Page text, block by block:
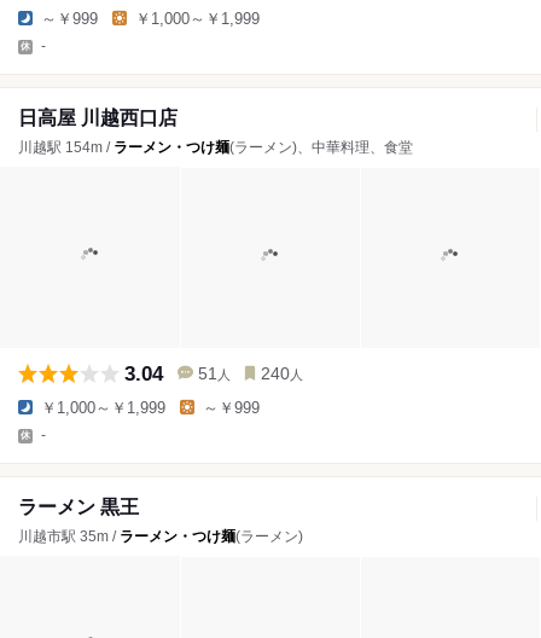
～￥999 ￥1,000～￥1,999
-
日高屋 川越西口店
川越駅 154m / ラーメン・つけ麺(ラーメン)、中華料理、食堂
3.04 51 人 240 人
￥1,000～￥1,999 ～￥999
-
ラーメン 黒王
川越市駅 35m / ラーメン・つけ麺(ラーメン)